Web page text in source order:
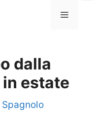
Menu
dalla
estate